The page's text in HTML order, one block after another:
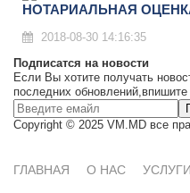
НОТАРИАЛЬНАЯ
2018-08-30 14:16:35
Подписатся на новости
Если Вы хотите получать
последних
Copyright © 2025 VM.MD все
ГЛАВНАЯ О НАС УСЛУГИ